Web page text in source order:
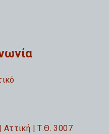
| Τ.Θ. 3007